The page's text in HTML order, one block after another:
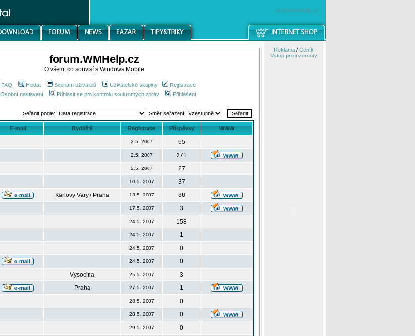
windowsmobile.cz
forum.WMHelp.cz
O všem, co souvisí s Windows Mobile
FAQ Hledat Seznam uživatelů Uživatelské skupiny
Registrace
Osobní nastavení
Přihlásit se pro kontrolu soukromých zpráv Přihlášení
Seřadit podle: Směr seřazení
E-mail Bydliště Registrace Příspěvky WWW
2.5. 2007
65
2.5. 2007
271
2.5. 2007
27
10.5. 2007
37
Karlovy Vary / Praha 13.5. 2007
88
17.5. 2007
3
24.5. 2007
158
24.5. 2007
1
24.5. 2007
0
24.5. 2007
0
Vysocina 25.5. 2007
3
Praha 27.5. 2007
1
28.5. 2007
0
28.5. 2007
0
29.5. 2007
0
Reklama/ Ceník
Vstup pro inzerenty